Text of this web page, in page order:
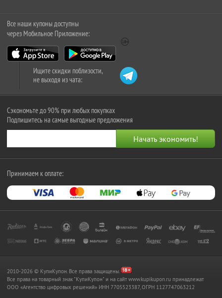
Все наши купоны доступны
через Мобильное Приложение:
Ищите скидки поблизости,
не выходя из чата:
Сэкономьте до 90% при любых покупках
Подпишитесь на самые выгодные предложения
Принимаем к оплате:
2010-2026 © КупиКупон. Все права защищены.
Все права на товарный знак "КупиКупон" и на сайт www.kupikupon.ru принадлежат
OOO «Агентство цифровых решений» ИНН 7705523387, ОГРН 1127747063212